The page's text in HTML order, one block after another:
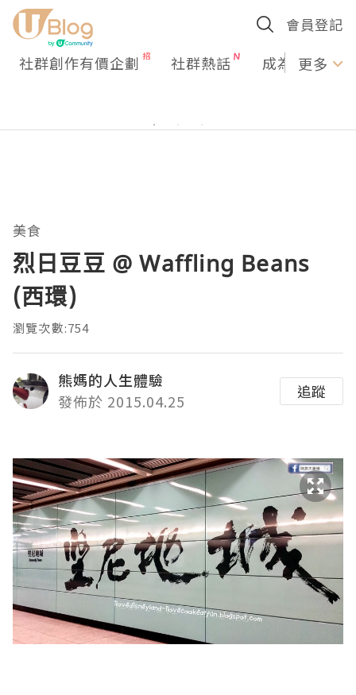
會員登記
社群創作有價企劃 社群熱話 成為U更多
美食
烈日豆豆 @ Waffling Beans
(西環)
瀏覽次數:754
熊媽的人生體驗
發佈於 2015.04.25
追蹤